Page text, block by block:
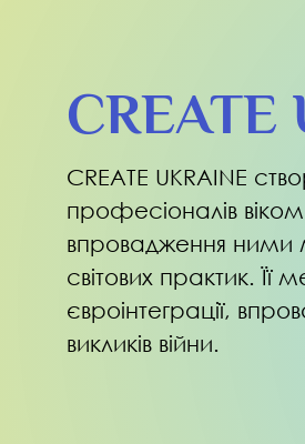
CREATE UKRAINE
професіоналів віком
впровадження ними
світових практик. Її
євроінтеграції,
викликів війни.